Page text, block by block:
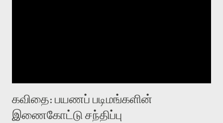
கவிதை: பயணப் படிமங்களின்
இணைகோட்டு சந்திப்பு